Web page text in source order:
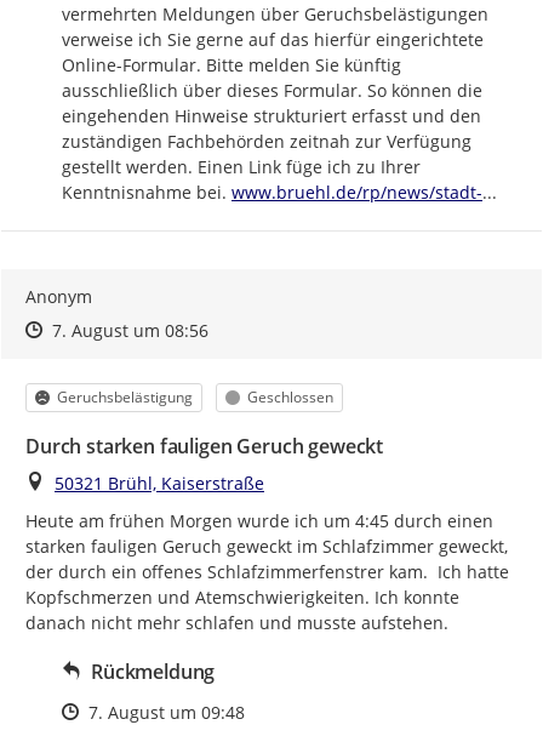
vermehrten Meldungen über Geruchsbelästigungen
verweise ich Sie gerne auf das hierfür eingerichtete
Online-Formular. Bitte melden Sie künftig
ausschließlich über dieses Formular. So können die
eingehenden Hinweise strukturiert erfasst und den
zuständigen Fachbehörden zeitnah zur Verfügung
gestellt werden. Einen Link füge ich zu Ihrer
Kenntnisnahme bei. https://
www.bruehl.de/rp/news/stadt-...
Anonym
Zeitpunkt des Erstellens
Zeitpunkt des Erstellens
7. August um 08:56Zur Äußerung
Kategorie
Geruchsbelästigung Status
Geschlossen
Durch starken fauligen Geruch geweckt
Ort
50321 Brühl, Kaiserstraße
Heute am frühen Morgen wurde ich um 4:45 durch einen
starken fauligen Geruch geweckt im Schlafzimmer geweckt,
der durch ein offenes Schlafzimmerfenstrer kam.  Ich hatte
Kopfschmerzen und Atemschwierigkeiten. Ich konnte
danach nicht mehr schlafen und musste aufstehen.
Rückmeldung
Zeitpunkt des Erstellens
7. August um 09:48